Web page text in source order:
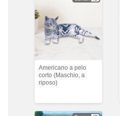
Americano a pelo
corto (Maschio, a
riposo)